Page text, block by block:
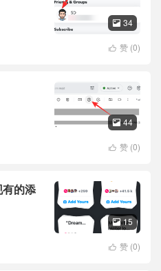
 34
 赞 (0)
 44
 赞 (0)
的添
 15
 赞 (0)